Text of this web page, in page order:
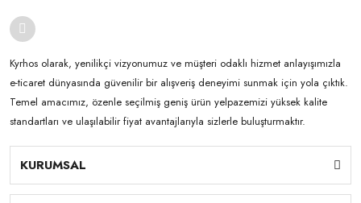
Kyrhos olarak, yenilikçi vizyonumuz ve müşteri odaklı hizmet anlayışımızla
e-ticaret dünyasında güvenilir bir alışveriş deneyimi sunmak için yola çıktık.
Temel amacımız, özenle seçilmiş geniş ürün yelpazemizi yüksek kalite
standartları ve ulaşılabilir fiyat avantajlarıyla sizlerle buluşturmaktır.
KURUMSAL